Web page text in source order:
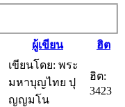
ผู้เขียน
ฮิต
เขียนโดย: พระ
มหาบุญไทย ปุ
ญญมโน
ฮิต:
3423